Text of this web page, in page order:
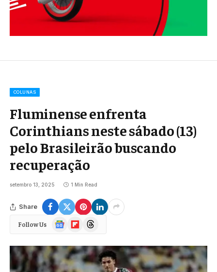
COLUNAS
Fluminense enfrenta
Corinthians neste sábado (13)
pelo Brasileirão buscando
recuperação
setembro 13, 2025 1 Min Read
Share
Follow Us
Google
News
FlipboardThreads